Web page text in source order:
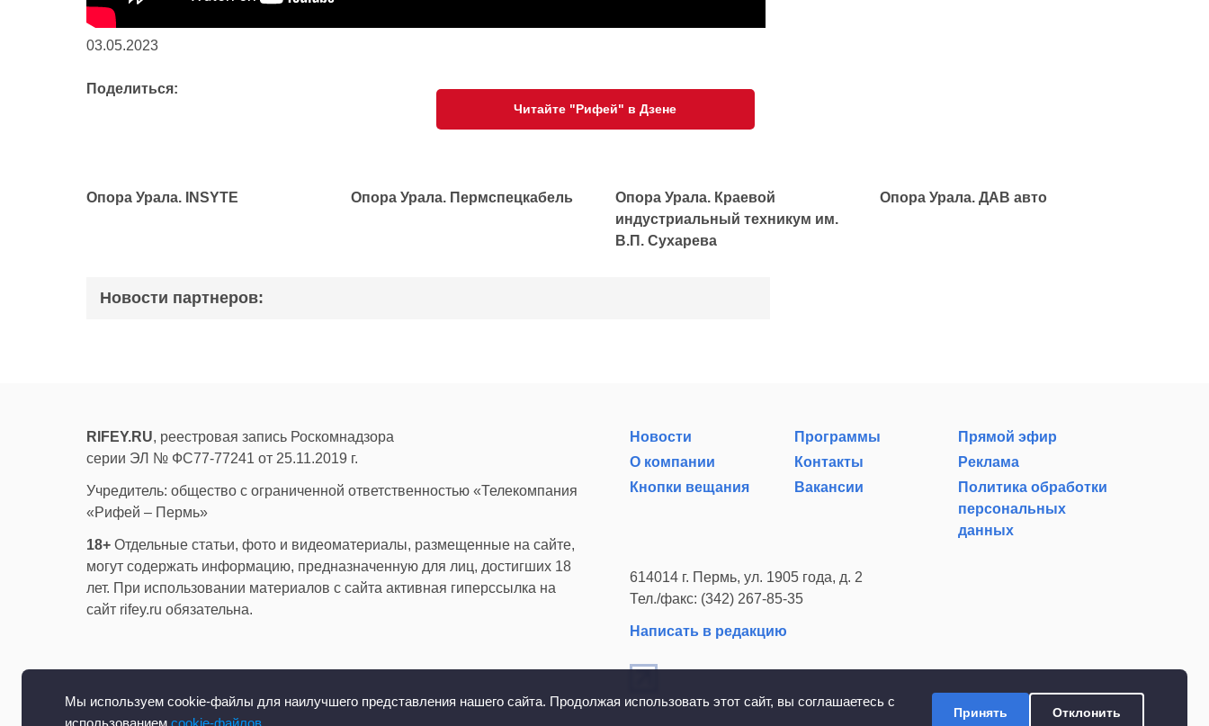
03.05.2023
Поделиться:
Читайте "Рифей" в Дзене
Мы используем cookie-файлы для наилучшего представления нашего сайта. Продолжая использовать этот сайт, вы соглашаетесь с
использованием cookie-файлов
Принять Отклонить
Опора Урала. INSYTE Опора Урала. Пермспецкабель
Опора Урала. Краевой
индустриальный техникум им.
В.П. Сухарева
Опора Урала. ДАВ авто
Новости партнеров:
RIFEY.RU, реестровая запись Роскомнадзора
серии ЭЛ № ФС77-77241 от 25.11.2019 г.
Учредитель: общество с ограниченной ответственностью «Телекомпания
«Рифей – Пермь»
18+ Отдельные статьи, фото и видеоматериалы, размещенные на сайте,
могут содержать информацию, предназначенную для лиц, достигших 18
лет. При использовании материалов с сайта активная гиперссылка на
сайт rifey.ru обязательна.
Новости Программы
Прямой эфир
О компании
Контакты
Реклама
Кнопки вещания
Вакансии
Политика обработки
персональных
данных
614014 г. Пермь, ул. 1905 года, д. 2
Тел./факс: (342) 267-85-35
Написать в редакцию